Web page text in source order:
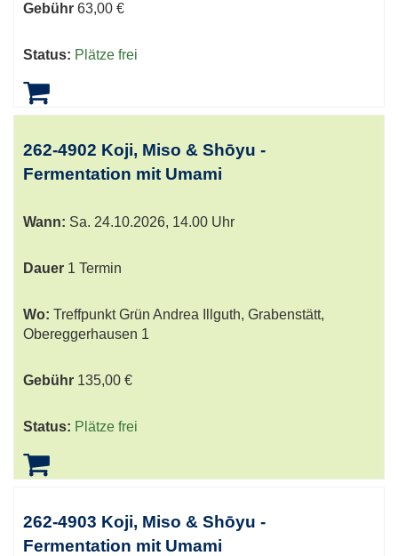
Gebühr 63,00 €
Status: Plätze frei
262-4902 Koji, Miso & Shōyu -
Fermentation mit Umami
Wann: Sa. 24.10.2026, 14.00 Uhr
Dauer 1 Termin
Wo: Treffpunkt Grün Andrea Illguth, Grabenstätt,
Obereggerhausen 1
Gebühr 135,00 €
Status: Plätze frei
262-4903 Koji, Miso & Shōyu -
Fermentation mit Umami